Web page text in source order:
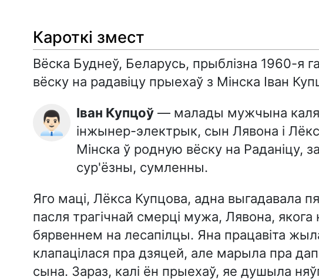
Кароткі змест
Вёска Буднеў, Беларусь, прыблізна 1960-я
вёску на радавіцу прыехаў з Мінска Іван
👨🏻‍💼 Іван Купцоў — малады мужчына каля
інжынер-электрык, сын Лявона і
Мінска ў родную вёску на Раданіцу,
сур'ёзны, сумленны.
Яго маці, Лёкса Купцова, адна выгадавала
пасля трагічнай смерці мужа, Лявона, якога
бярвеннем на лесапілцы. Яна працавіта
клапацілася пра дзяцей, але марыла пра
сына. Зараз, калі ён прыехаў, яе душыла